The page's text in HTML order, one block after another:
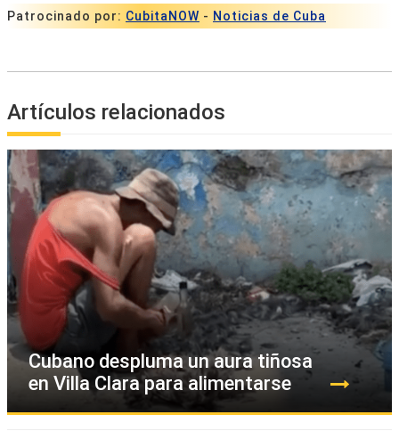
Patrocinado por: CubitaNOW - Noticias de Cuba
Artículos relacionados
Cubano despluma un aura tiñosa
en Villa Clara para alimentarse